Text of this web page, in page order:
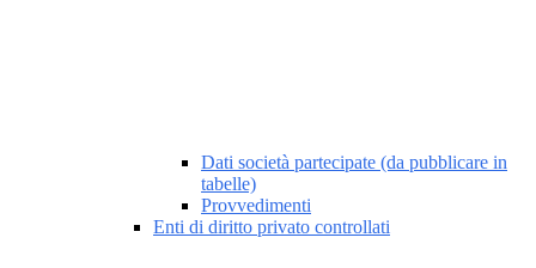
Dati società partecipate (da pubblicare in
tabelle)
Provvedimenti
Enti di diritto privato controllati